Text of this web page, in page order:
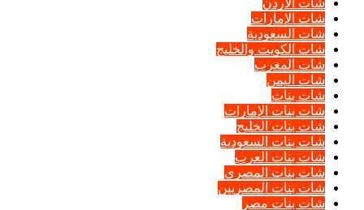
شات الإمارات
شات السعودية
شات الكويت والخليج
شات المغرب
شات اليمن
شات بنات
شات بنات الإمارات
شات بنات الخليج
شات بنات السعودية
شات بنات العرب
شات بنات المصرى
شات بنات المصريين
شات بنات مصر